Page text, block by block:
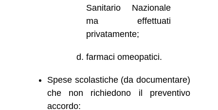
Sanitario Nazionale
ma effettuati
privatamente;
farmaci omeopatici.
Spese scolastiche (da documentare)
che non richiedono il preventivo
accordo: